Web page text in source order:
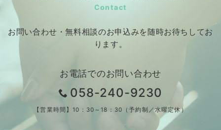
Contact
お問い合わせ・無料相談のお申込みを随時お待ちしてお
ります。
お電話でのお問い合わせ
058-240-9230
【営業時間】10：30～18：30（予約制／水曜定休）